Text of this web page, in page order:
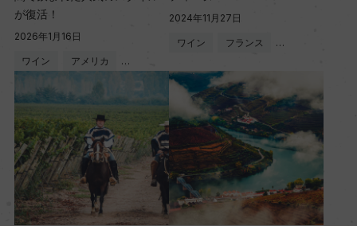
が復活！
2026年1月16日
ワイン アメリカ …
2024年11月27日
ワイン フランス …